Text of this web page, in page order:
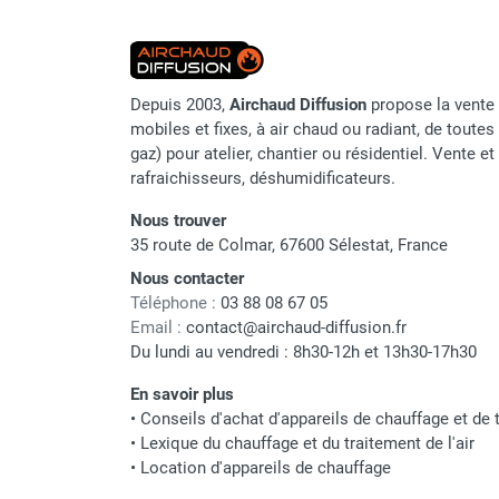
Chauffage électrique par convection
Chauffage fioul soufflant avec
cheminée et réservoir intégré
Chauffage fioul soufflant avec
Chauffage fioul soufflant sans
cheminée à combustion directe
Chauffage fioul
infrarouge/rayonnant
Chauffage mobile au gaz propane /
butane
Chauffage mobile au gaz à
combustion directe
Chauffage mobile au gaz à
combustion indirecte
Code EAN
Classement produit
Depuis 2003, Airchaud Diffusion propose la
mobiles et fixes, à air chaud ou radiant, de
gaz) pour atelier, chantier ou résidentiel. Vente
rafraichisseurs, déshumidificateurs.
Nous trouver
35 route de Colmar, 67600 Sélestat, France
Nous contacter
Téléphone : 03 88 08 67 05
Email : contact@airchaud-diffusion.fr
Du lundi au vendredi : 8h30-12h et 13h30-17h30
En savoir plus
• Conseils d'achat d'appareils de chauffage et de
• Lexique du chauffage et du traitement de l'air
• Location d'appareils de chauffage